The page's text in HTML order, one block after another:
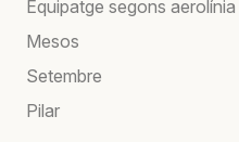
Equipatge segons aerolínia
Mesos
Setembre
Pilar